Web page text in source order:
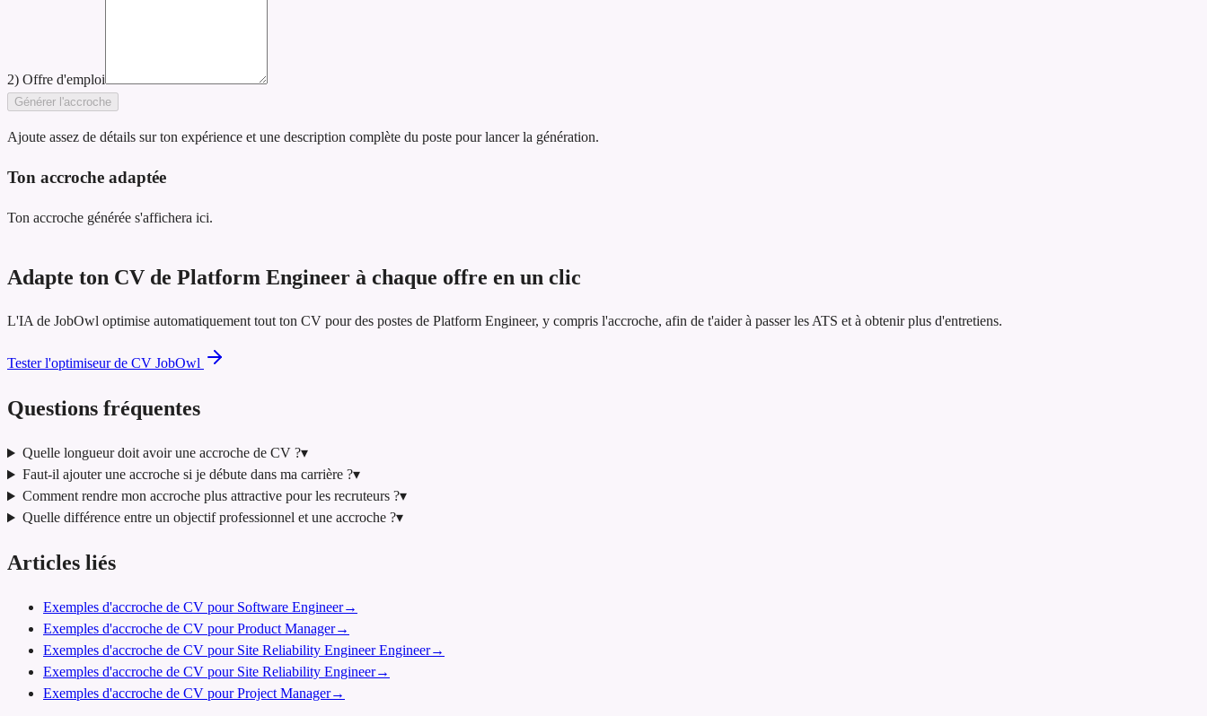
2) Offre d'emploi
Générer l'accroche
Ajoute assez de détails sur ton expérience et une description complète du poste pour lancer la génération.
Ton accroche adaptée
Ton accroche générée s'affichera ici.
Adapte ton CV de Platform Engineer à chaque offre en un clic
L'IA de JobOwl optimise automatiquement tout ton CV pour des postes de Platform Engineer, y compris l'accroche, afin de t'aider à passer les ATS et à obtenir plus d'entretiens.
Tester l'optimiseur de CV JobOwl
Questions fréquentes
Quelle longueur doit avoir une accroche de CV ?▾
Faut-il ajouter une accroche si je débute dans ma carrière ?▾
Comment rendre mon accroche plus attractive pour les recruteurs ?▾
Quelle différence entre un objectif professionnel et une accroche ?▾
Articles liés
Exemples d'accroche de CV pour Software Engineer→
Exemples d'accroche de CV pour Product Manager→
Exemples d'accroche de CV pour Site Reliability Engineer Engineer→
Exemples d'accroche de CV pour Site Reliability Engineer→
Exemples d'accroche de CV pour Project Manager→